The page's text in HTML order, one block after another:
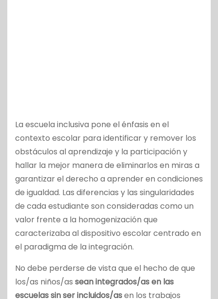
La escuela inclusiva pone el énfasis en el
contexto escolar para identificar y remover los
obstáculos al aprendizaje y la participación y
hallar la mejor manera de eliminarlos en miras a
garantizar el derecho a aprender en condiciones
de igualdad. Las diferencias y las singularidades
de cada estudiante son consideradas como un
valor frente a la homogenización que
caracterizaba al dispositivo escolar centrado en
el paradigma de la integración.
No debe perderse de vista que el hecho de que
los/as niños/as sean integrados/as en las
escuelas sin ser incluidos/asen los trabajos